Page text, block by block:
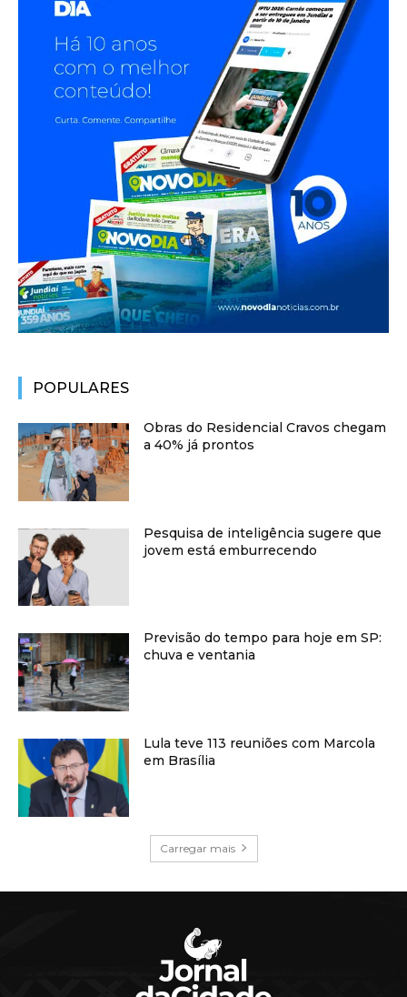
POPULARES
Obras do Residencial Cravos chegam
a 40% já prontos
Pesquisa de inteligência sugere que
jovem está emburrecendo
Previsão do tempo para hoje em SP:
chuva e ventania
Lula teve 113 reuniões com Marcola
em Brasília
Carregar mais